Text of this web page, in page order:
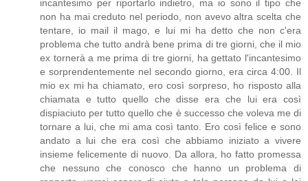
incantesimo per riportarlo indietro, ma io sono il tipo che
non ha mai creduto nel periodo, non avevo altra scelta che
tentare, io mail il mago, e lui mi ha detto che non c'era
problema che tutto andrà bene prima di tre giorni, che il mio
ex tornerà a me prima di tre giorni, ha gettato l'incantesimo
e sorprendentemente nel secondo giorno, era circa 4:00. Il
mio ex mi ha chiamato, ero così sorpreso, ho risposto alla
chiamata e tutto quello che disse era che lui era così
dispiaciuto per tutto quello che è successo che voleva me di
tornare a lui, che mi ama così tanto. Ero così felice e sono
andato a lui che era così che abbiamo iniziato a vivere
insieme felicemente di nuovo. Da allora, ho fatto promessa
che nessuno che conosco che hanno un problema di